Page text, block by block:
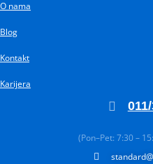
Pređi
na
O nama
Blog
Kontakt
Karijera
(Pon–Pet: 7:30 –